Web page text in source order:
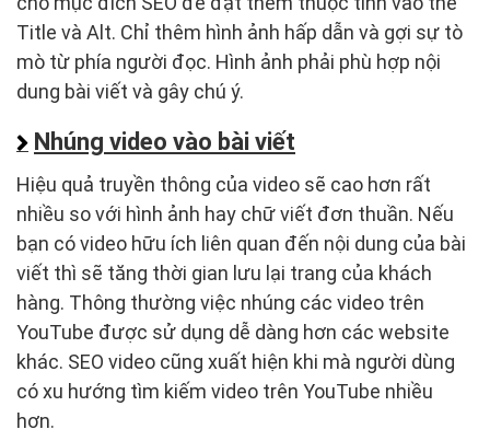
Title và Alt. Chỉ thêm hình ảnh hấp dẫn và gợi sự tò
mò từ phía người đọc. Hình ảnh phải phù hợp nội
dung bài viết và gây chú ý.
Nhúng video vào bài viết
Hiệu quả truyền thông của video sẽ cao hơn rất
nhiều so với hình ảnh hay chữ viết đơn thuần. Nếu
bạn có video hữu ích liên quan đến nội dung của bài
viết thì sẽ tăng thời gian lưu lại trang của khách
hàng. Thông thường việc nhúng các video trên
YouTube được sử dụng dễ dàng hơn các website
khác. SEO video cũng xuất hiện khi mà người dùng
có xu hướng tìm kiếm video trên YouTube nhiều
hơn.